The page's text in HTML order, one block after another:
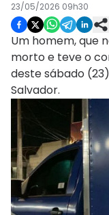
23/05/2026 09h30
Um homem, que
morto e teve o
deste sábado
Salvador.